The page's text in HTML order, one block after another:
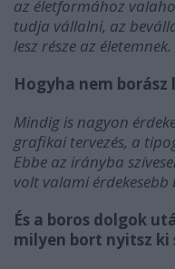
az életformához
tudja vállalni, az
lesz része az életemnek.
Hogyha nem
Mindig is nagyon
grafikai tervezés, a
Ebbe az irányba
volt valami
És a boros dolgok
milyen bort nyitsz ki